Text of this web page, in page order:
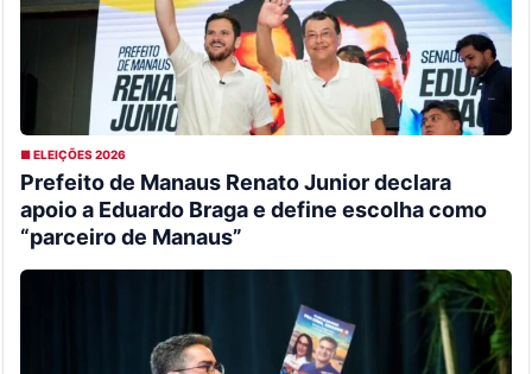
■ ELEIÇÕES 2026
Prefeito de Manaus Renato Junior declara
apoio a Eduardo Braga e define escolha como
“parceiro de Manaus”